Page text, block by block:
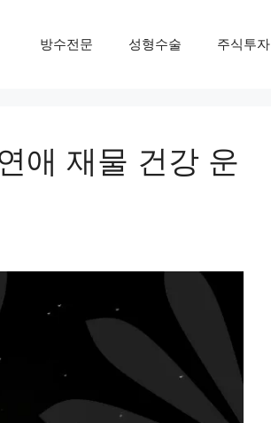
방수전문 성형수술 주식투자
애 재물 건강 운